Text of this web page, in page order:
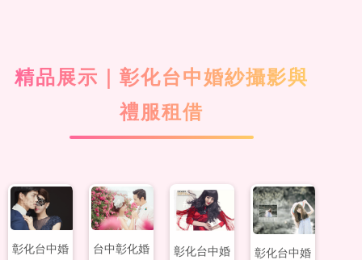
精品展示｜彰化台中婚紗攝影與
禮服租借
#63
彰化台中婚
#64
台中彰化婚
#65
彰化台中婚
#66
彰化台中婚